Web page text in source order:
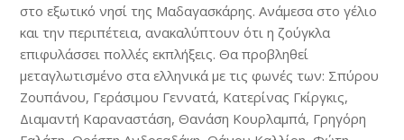
στο εξωτικό νησί της Μαδαγασκάρης. Ανάμεσα στο γέλιο
και την περιπέτεια, ανακαλύπτουν ότι η ζούγκλα
επιφυλάσσει πολλές εκπλήξεις. Θα προβληθεί
μεταγλωτισμένο στα ελληνικά με τις φωνές των: Σπύρου
Ζουπάνου, Γεράσιμου Γεννατά, Κατερίνας Γκίργκις,
Διαμαντή Καραναστάση, Θανάση Κουρλαμπά, Γρηγόρη